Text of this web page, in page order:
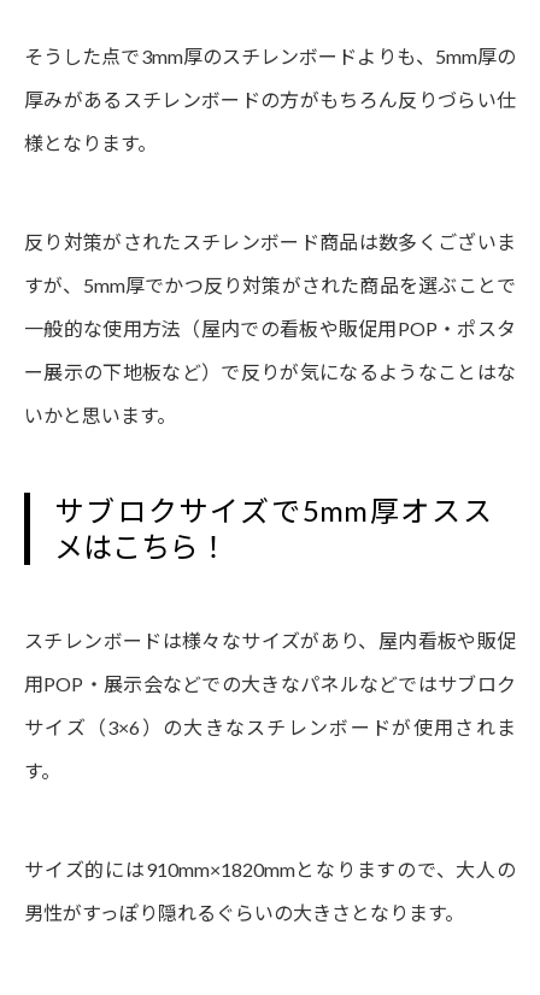
そうした点で3mm厚のスチレンボードよりも、5mm厚の
厚みがあるスチレンボードの方がもちろん反りづらい仕
様となります。
反り対策がされたスチレンボード商品は数多くございま
すが、5mm厚でかつ反り対策がされた商品を選ぶことで
一般的な使用方法（屋内での看板や販促用POP・ポスタ
ー展示の下地板など）で反りが気になるようなことはな
いかと思います。
サブロクサイズで5mm厚オスス
メはこちら！
スチレンボードは様々なサイズがあり、屋内看板や販促
用POP・展示会などでの大きなパネルなどではサブロク
サイズ（3×6）の大きなスチレンボードが使用されま
す。
サイズ的には910mm×1820mmとなりますので、大人の
男性がすっぽり隠れるぐらいの大きさとなります。